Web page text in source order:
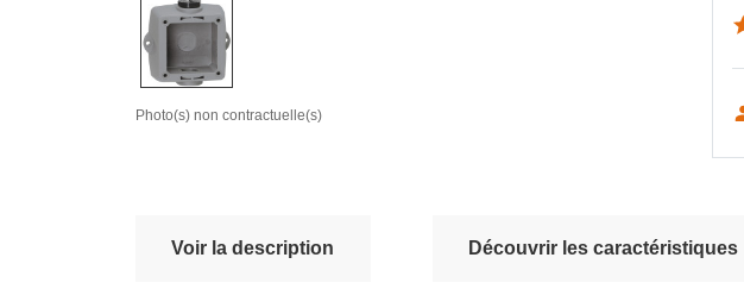
Photo(s) non contractuelle(s)
Voir la description Découvrir les caractéristiques